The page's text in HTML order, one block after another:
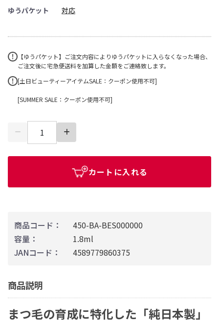
商品コード：
450-BA-BES000000
容量：
1.8ml
JANコード：
4589779860375
商品説明
まつ毛の育成に特化した「純日本製」
ゆうパケット 対応
【ゆうパケット】ご注文内容によりゆうパケットに入らなくなった場合、
ご注文後に宅急便送料を加算した金額をご連絡致します。
[土日ビューティーアイテムSALE：クーポン使用不可]
[SUMMER SALE：クーポン使用不可]
カートに入れる